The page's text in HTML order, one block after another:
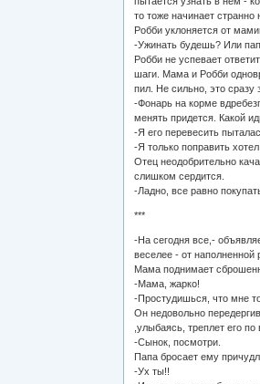
то тоже начинает странно
Робби уклоняется от
-Ужинать будешь? Или
Робби не успевает
шаги. Мама и Робби
пил. Не сильно, это
-Фонарь на корме
менять придется. Какой
-Я его перевесить
-Я только поправить
Отец неодобрительно
слишком сердится.
-Ладно, все равно
***
-На сегодня все,-
веселее - от наполненной
Мама поднимает
-Мама, жарко!
-Простудишься, что мне
Он недовольно
,улыбаясь, треплет его
-Сынок, посмотри.
Папа бросает ему
-Ух ты!!